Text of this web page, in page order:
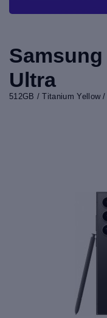
Ultra
512GB / Titanium Yellow